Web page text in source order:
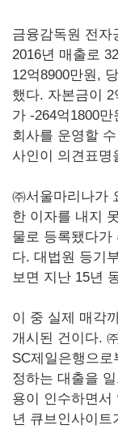
금융감독원 전자
2016년 매출로
12억8900만원,
했다. 자본금이 2
가 -264억1800
회사를 운영할
사인이 의견표명
㈜서울마리나가
한 이자를 내지
물로 등록됐다가
다. 대법원 등기
보면 지난 15년
이 중 실제 매각
개시된 건이다.
SC제일은행으로
정하는 대출을
용이 인수하면서
년 큐브인사이